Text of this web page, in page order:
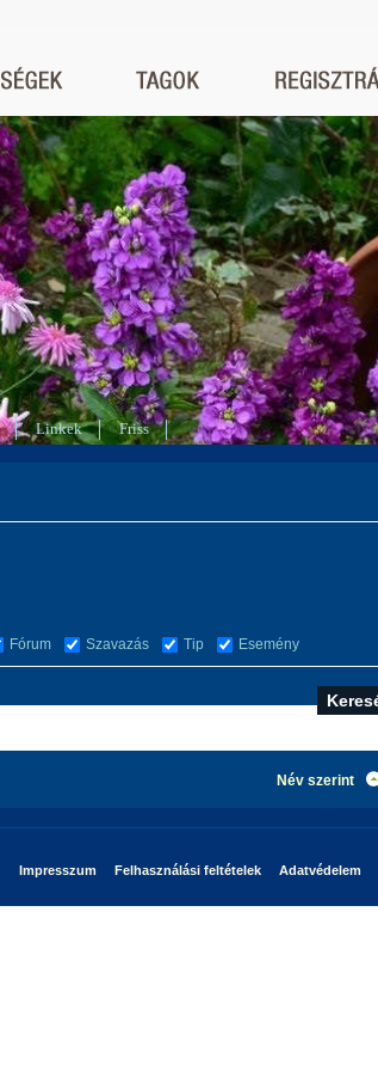
Linkek Friss
Fórum Szavazás Tip Esemény
Név szerint
Impresszum Felhasználási feltételek Adatvédelem